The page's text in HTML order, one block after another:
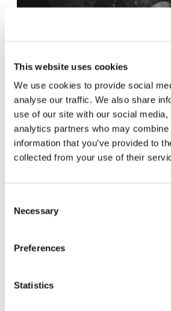
This website uses cookies
We use cookies to provide social
analyse our traffic. We also share
use of our site with our social media,
analytics partners who may
information that you’ve provided to
collected from your use of their
Selection
Necessary
Preferences
Statistics
ars viva 2025. Where will we
land?